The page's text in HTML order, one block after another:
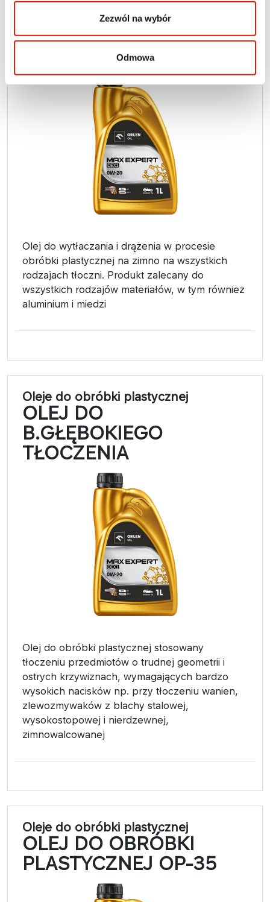
Zezwól na wybór
Odmowa
Oleje do obróbki plastycznej
PRESSOL ST
Olej do wytłaczania i drążenia w procesie
obróbki plastycznej na zimno na wszystkich
rodzajach tłoczni. Produkt zalecany do
wszystkich rodzajów materiałów, w tym również
aluminium i miedzi
Oleje do obróbki plastycznej
OLEJ DO
B.GŁĘBOKIEGO
TŁOCZENIA
Olej do obróbki plastycznej stosowany
tłoczeniu przedmiotów o trudnej geometrii i
ostrych krzywiznach, wymagających bardzo
wysokich nacisków np. przy tłoczeniu wanien,
zlewozmywaków z blachy stalowej,
wysokostopowej i nierdzewnej,
zimnowalcowanej
Oleje do obróbki plastycznej
OLEJ DO OBRÓBKI
PLASTYCZNEJ OP-35